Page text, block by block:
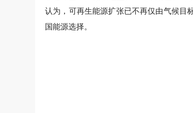
认为，可再生能源扩张已不再仅由气候目
国能源选择。